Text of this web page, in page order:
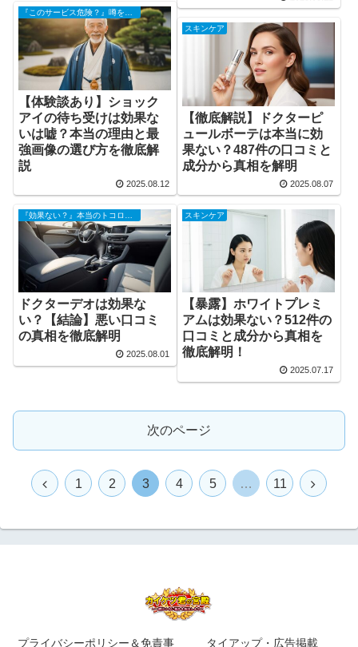
『このサービス危険？』噂を調査
【体験談あり】ショック
アイの待ち受けは効果な
いは嘘？本当の理由と最
強画像の選び方を徹底解
説
2025.08.12
スキンケア
【徹底解説】ドクターピ
ュールボーテは本当に効
果ない？487件の口コミと
成分から真相を解明
2025.08.07
ドクターデオは効果な
い？【結論】悪い口コミ
の真相を徹底解明
2025.08.01
スキンケア
【暴露】ホワイトプレミ
アムは効果ない？512件の
口コミと成分から真相を
徹底解明！
2025.07.17
次のページ
1 2 3 4 5 … 11
プライバシーポリシー＆免責事 タイアップ・広告掲載